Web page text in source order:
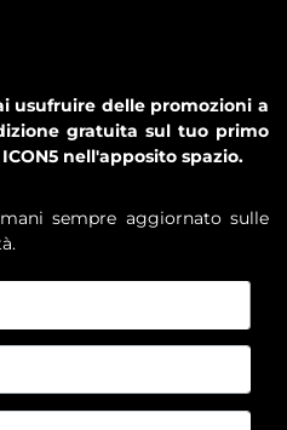
usufruire delle promozioni a
gratuita sul tuo primo
nell'apposito spazio.
sempre aggiornato sulle